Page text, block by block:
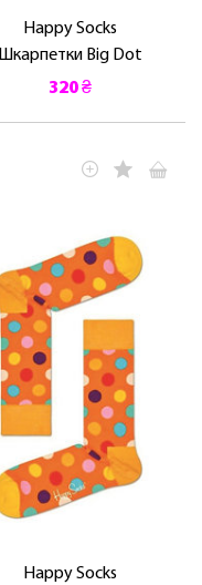
Happy Socks
Шкарпетки Big Dot
320 ₴
Happy Socks